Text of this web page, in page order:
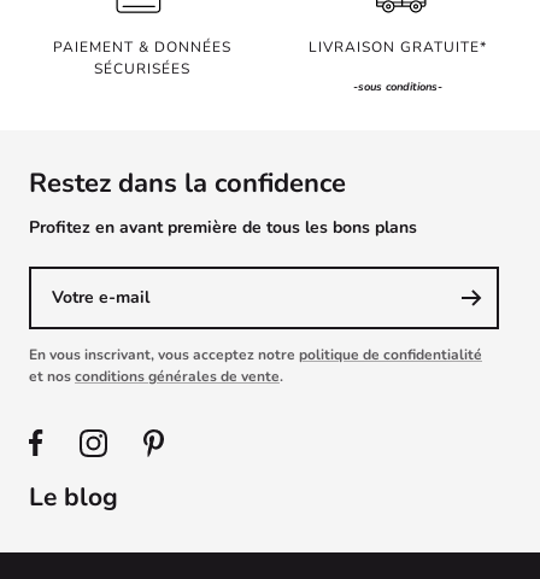
PAIEMENT & DONNÉES
SÉCURISÉES
LIVRAISON GRATUITE*
-sous conditions-
Restez dans la confidence
Profitez en avant première de tous les bons plans
Votre e-mail
En vous inscrivant, vous acceptez notre politique de confidentialité
et nosconditions générales de vente.
Le blog